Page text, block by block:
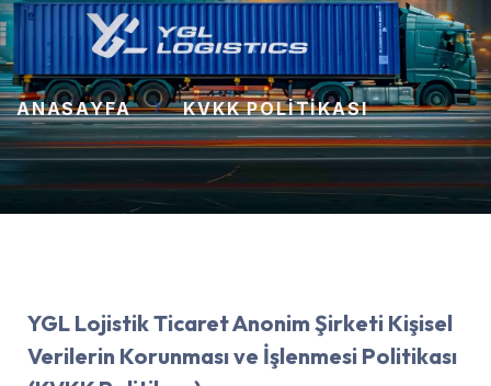
ANASAYFA KVKK POLITIKASI
YGL Lojistik Ticaret Anonim Şirketi Kişisel
Verilerin Korunması ve İşlenmesi Politikası